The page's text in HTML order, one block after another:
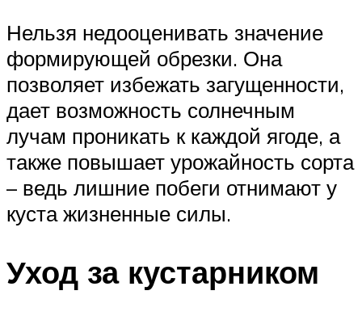
Нельзя недооценивать значение
формирующей обрезки. Она
позволяет избежать загущенности,
дает возможность солнечным
лучам проникать к каждой ягоде, а
также повышает урожайность сорта
– ведь лишние побеги отнимают у
куста жизненные силы.
Уход за кустарником